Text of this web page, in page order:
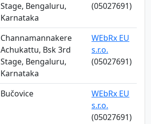
Stage, Bengaluru,
Karnataka
(05027691)
Channamannakere
Achukattu, Bsk 3rd
Stage, Bengaluru,
Karnataka
WEbRx EU
s.r.o.
(05027691)
Bučovice
WEbRx EU
s.r.o.
(05027691)